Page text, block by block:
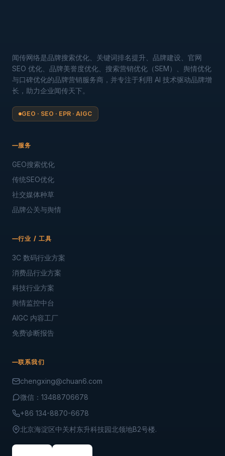
闻传网络是品牌搜索优化、关键词排名提升、品牌建设、官网
SEO 优化、品牌美誉度优化、搜索营销优化（SEM）、舆情优化
与口碑优化的品牌营销服务商，并专注于利用 AI 技术驱动品牌增
长，助力企业闻传天下。
GEO · SEO · EPR · AIGC
服务
GEO搜索优化
传统SEO优化
社交媒体种草
品牌公关与舆情
行业 / 工具
3C 数码行业方案
消费品行业方案
科技行业方案
舆情监控中台
AIGC 内容工厂
免费诊断报告
联系我们
chengxing@chuan6.com
微信：13488706678
+86 134-8870-6678
北京海淀区中关村东升科技园北领地B2号楼.